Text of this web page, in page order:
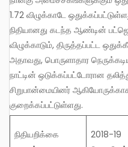
1.72 விழுக்காடே
நிதியானது கடந்த ஆண்டின்
விழுக்காடும், திருத்தப்பட்ட
அதாவது, பொருளாதார
நாட்டின் ஒடுக்கப்பட்டோரான
சிறுபான்மையினர்
குறைக்கப்பட்டுள்ளது.
நிதியறிக்கை
2018-19